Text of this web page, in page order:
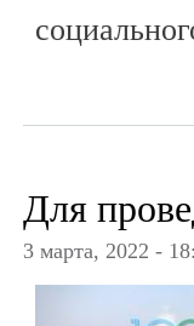
Для
3 марта, 2022 -